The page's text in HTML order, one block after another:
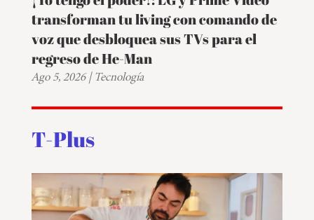
transforman tu living con comando de
voz que desbloquea sus TVs para el
regreso de He-Man
Ago 5, 2026|Tecnología
T-Plus